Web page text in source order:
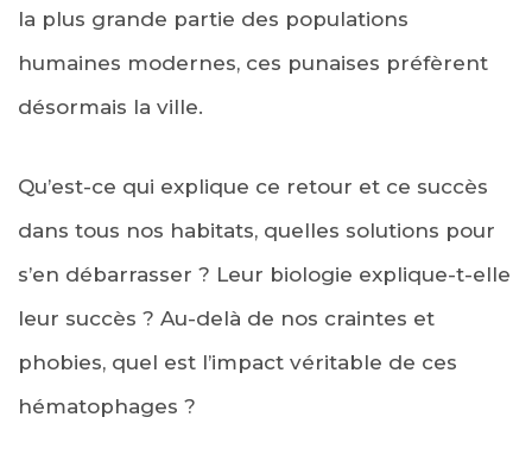
la plus grande partie des populations
humaines modernes, ces punaises préfèrent
désormais la ville.
Qu’est-ce qui explique ce retour et ce succès
dans tous nos habitats, quelles solutions pour
s’en débarrasser ? Leur biologie explique-t-elle
leur succès ? Au-delà de nos craintes et
phobies, quel est l’impact véritable de ces
hématophages ?